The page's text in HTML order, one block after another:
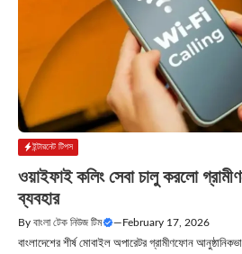
ইন্টারনেট টিপস
ওয়াইফাই কলিং সেবা চালু করলো
ব্যবহার
By বাংলা টেক নিউজ টিম — February 17, 2026
বাংলাদেশের শীর্ষ মোবাইল অপারেটর গ্রামীণফোন